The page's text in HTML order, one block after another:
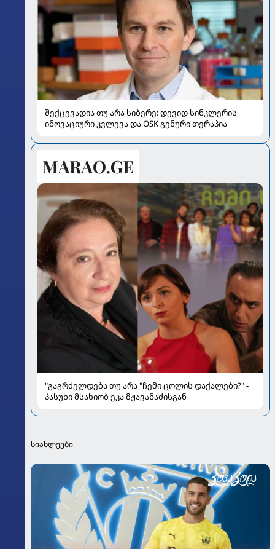
შექცევადია თუ არა სიბერე: დევიდ სინკლერის
ინოვაციური კვლევა და OSK გენური თერაპია
"გაგრძელდება თუ არა "ჩემი ცოლის დაქალები?" -
პასუხი მსახიობ ეკა მჟავანაძისგან
სიახლეები